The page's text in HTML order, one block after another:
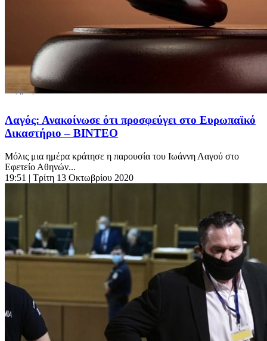
Λαγός: Ανακοίνωσε ότι προσφεύγει στο Ευρωπαϊκό
Δικαστήριο – ΒΙΝΤΕΟ
Μόλις μια ημέρα κράτησε η παρουσία του Ιωάννη Λαγού στο
Εφετείο Αθηνών...
19:51 | Τρίτη 13 Οκτωβρίου 2020